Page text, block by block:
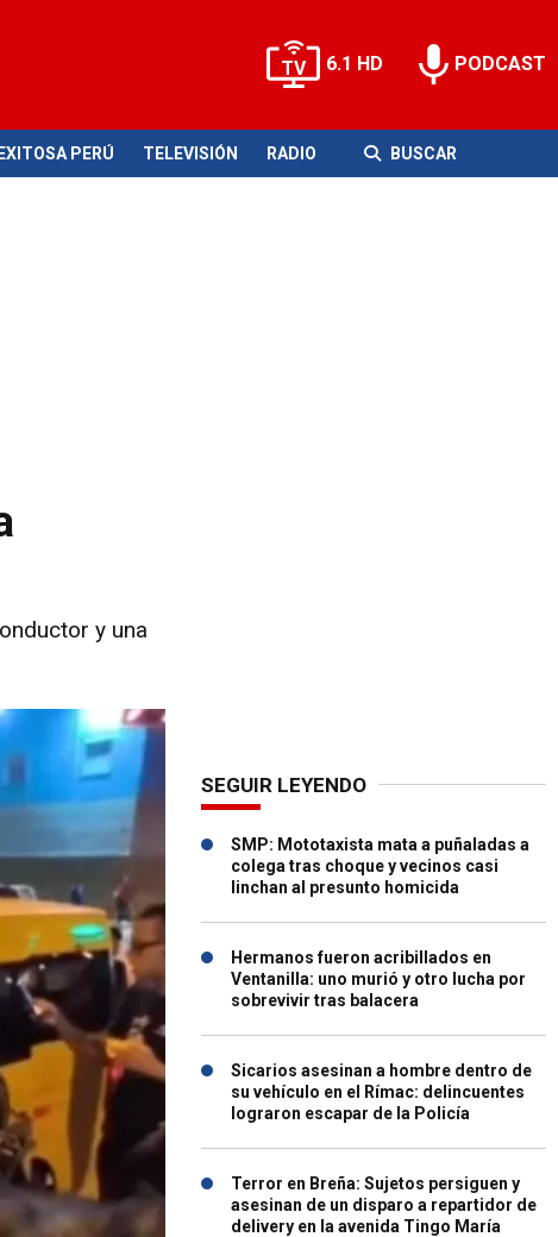
6.1 HD PODCAST
EXITOSA PERÚ TELEVISIÓN RADIO BUSCAR
y una
SEGUIR LEYENDO
SMP: Mototaxista mata a puñaladas a
colega tras choque y vecinos casi
linchan al presunto homicida
Hermanos fueron acribillados en
Ventanilla: uno murió y otro lucha por
sobrevivir tras balacera
Sicarios asesinan a hombre dentro de
su vehículo en el Rímac: delincuentes
lograron escapar de la Policía
Terror en Breña: Sujetos persiguen y
asesinan de un disparo a repartidor de
delivery en la avenida Tingo María